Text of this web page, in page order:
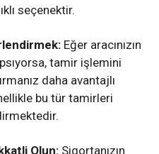
seçenektir.
Eğer aracınızın
tamir işlemini
daha avantajlı
bu tür tamirleri
Olun: Sigortanızın